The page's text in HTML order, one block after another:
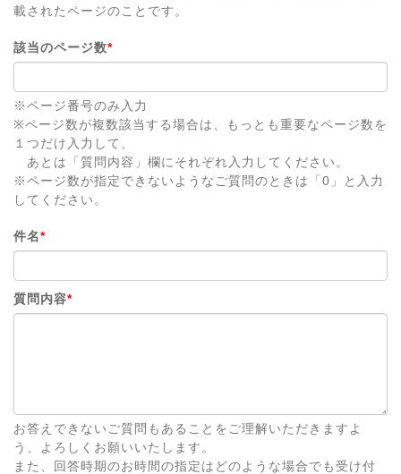
載されたページのことです。
該当のページ数*
※ページ番号のみ入力
※ページ数が複数該当する場合は、もっとも重要なページ数を
１つだけ入力して、
あとは「質問内容」欄にそれぞれ入力してください。
※ページ数が指定できないようなご質問のときは「0」と入力
してください。
件名*
質問内容*
お答えできないご質問もあることをご理解いただきますよ
う、よろしくお願いいたします。
また、回答時期のお時間の指定はどのような場合でも受け付